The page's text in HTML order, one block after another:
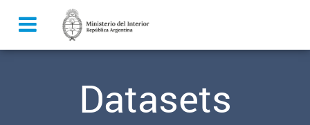
Datasets